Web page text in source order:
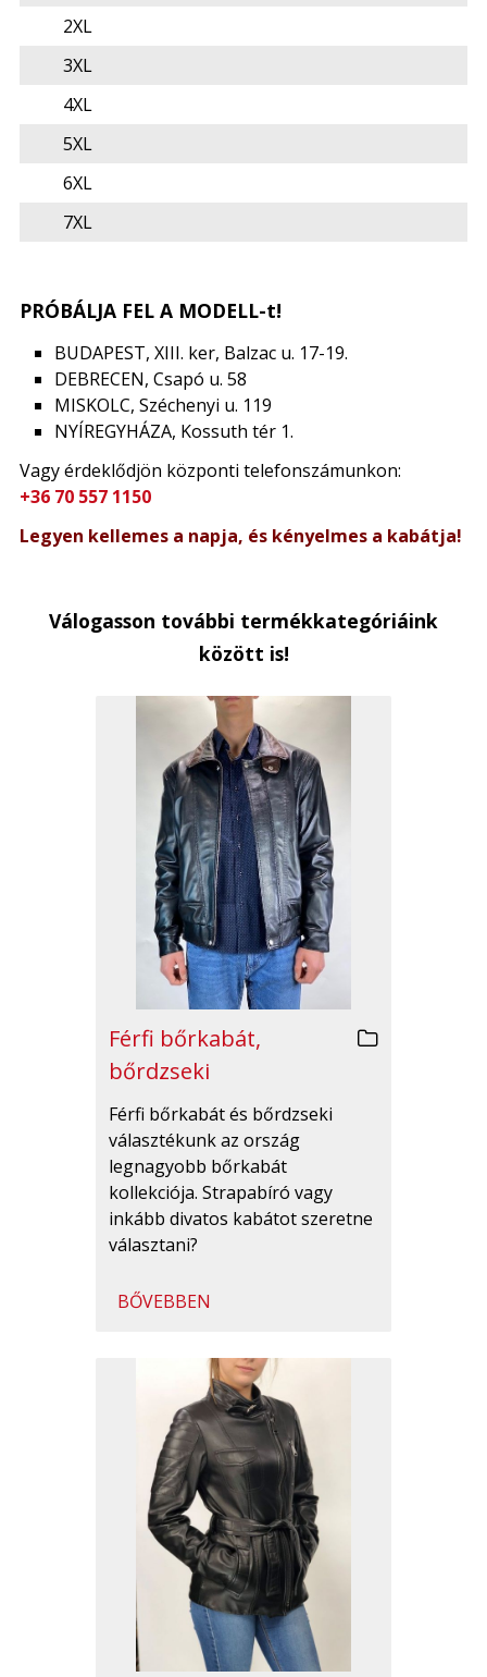
2XL
3XL
4XL
5XL
6XL
7XL
PRÓBÁLJA FEL A MODELL-t!
BUDAPEST, XIII. ker, Balzac u. 17-19.
DEBRECEN, Csapó u. 58
MISKOLC, Széchenyi u. 119
NYÍREGYHÁZA, Kossuth tér 1.
Vagy érdeklődjön központi telefonszámunkon:
+36 70 557 1150
Legyen kellemes a napja, és kényelmes a kabátja!
Válogasson további termékkategóriáink
között is!
Férfi bőrkabát,
bőrdzseki
Férfi bőrkabát és bőrdzseki
választékunk az ország
legnagyobb bőrkabát
kollekciója. Strapabíró vagy
inkább divatos kabátot szeretne
választani?
BŐVEBBEN